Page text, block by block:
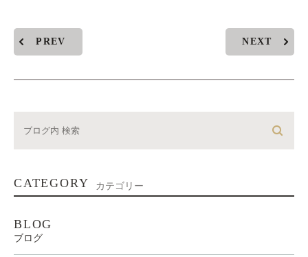
PREV NEXT
CATEGORY カテゴリー
BLOG
ブログ